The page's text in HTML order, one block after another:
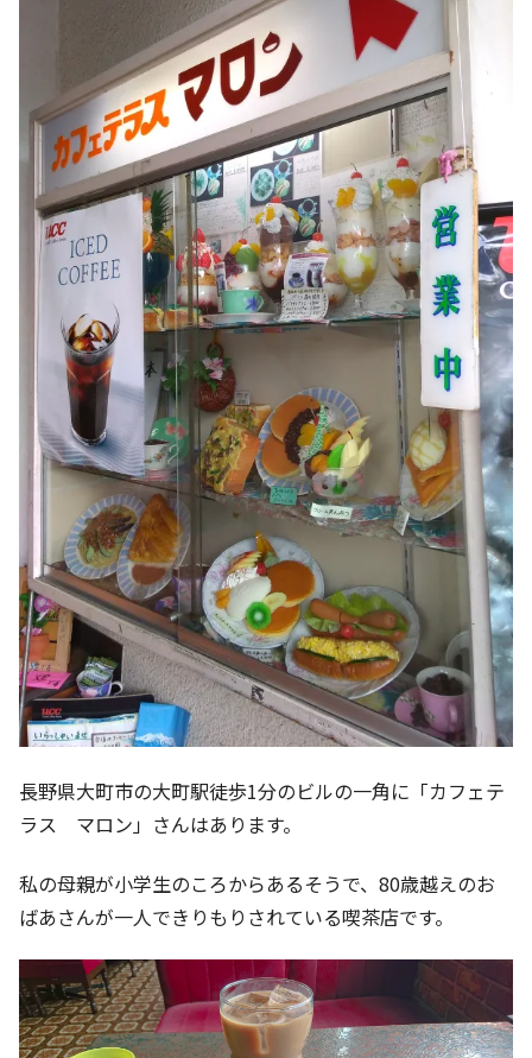
長野県大町市の大町駅徒歩1分のビルの一角に「カフェテ
ラス マロン」さんはあります。
私の母親が小学生のころからあるそうで、80歳越えのお
ばあさんが一人できりもりされている喫茶店です。